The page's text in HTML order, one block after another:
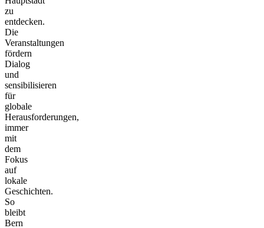
zu
entdecken.
Die
Veranstaltungen
fördern
Dialog
und
sensibilisieren
für
globale
Herausforderungen,
immer
mit
dem
Fokus
auf
lokale
Geschichten.
So
bleibt
Bern